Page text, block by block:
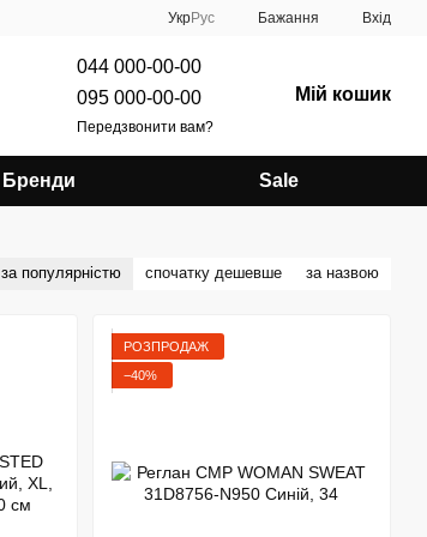
УкрРус Бажання Вхід
044 000-00-00
095 000-00-00
Передзвонити вам?
Мій кошик
Бренди Sale
за популярністю спочатку дешевше за назвою
РОЗПРОДАЖ
−40%